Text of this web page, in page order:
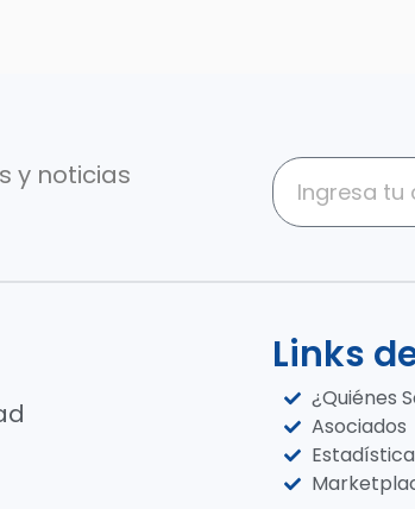
y noticias
Links
¿Quiénes
Asociados